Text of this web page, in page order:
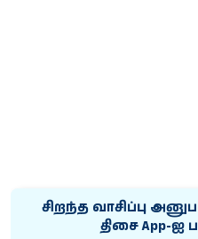
சிறந்த வாசிப்பு
திசை App-ஐ